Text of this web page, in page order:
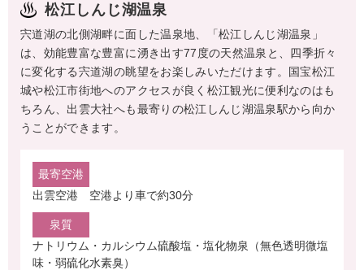
松江しんじ湖温泉
宍道湖の北側湖畔に面した温泉地、「松江しんじ湖温泉」
は、効能豊富な豊富に湧き出す77度の天然温泉と、四季折々
に変化する宍道湖の眺望をお楽しみいただけます。国宝松江
城や松江市街地へのアクセスが良く松江観光に便利なのはも
ちろん、出雲大社へも最寄りの松江しんじ湖温泉駅から向か
うことができます。
最寄空港
出雲空港 空港より車で約30分
泉質
ナトリウム・カルシウム硫酸塩・塩化物泉（無色透明微塩
味・弱硫化水素臭）